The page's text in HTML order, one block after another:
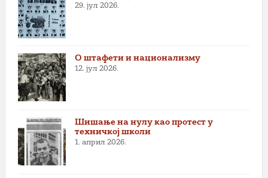
29. јул 2026.
О штафети и национализму
12. јул 2026.
Шишање на нулу као протест у
техничкој школи
1. април 2026.